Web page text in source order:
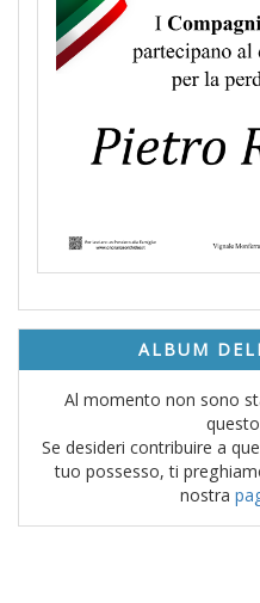
ALBUM
Al momento non sono
Se desideri contribuire a
tuo possesso, ti
nostra